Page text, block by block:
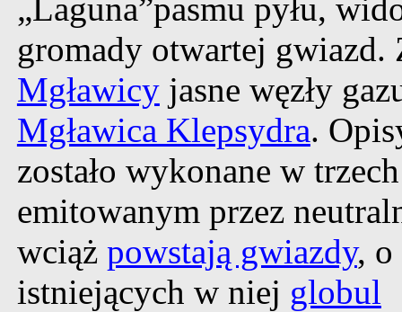
„Laguna”pasmu pyłu,
gromady otwartej gwiazd.
Mgławicyjasne węzły
Mgławica Klepsydra.
zostało wykonane w
emitowanym przez
wciąż powstają gwiazdy, o
istniejących w niej globul